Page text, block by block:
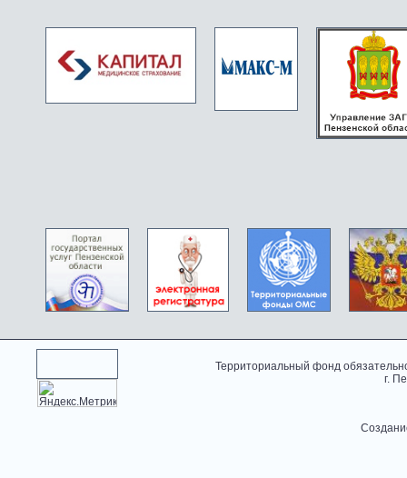
Территориальный фонд
г.